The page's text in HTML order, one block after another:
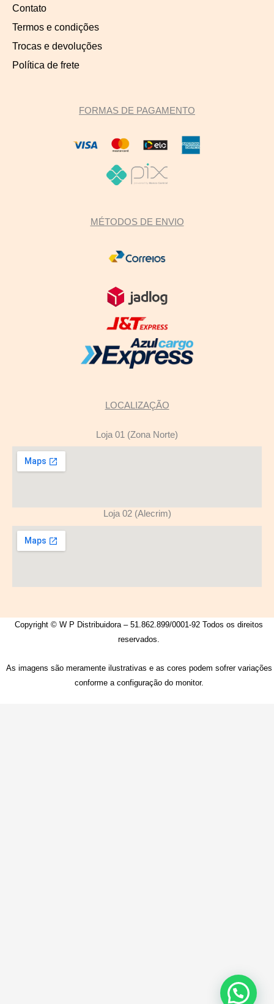
Contato
Termos e condições
Trocas e devoluções
Política de frete
FORMAS DE PAGAMENTO
MÉTODOS DE ENVIO
LOCALIZAÇÃO
Loja 01 (Zona Norte)
Loja 02 (Alecrim)
Copyright © W P Distribuidora – 51.862.899/0001-92 Todos os direitos
reservados.
As imagens são meramente ilustrativas e as cores podem sofrer variações
conforme a configuração do monitor.